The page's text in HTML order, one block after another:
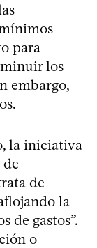
para
los
embargo,
la iniciativa
de
la
de gastos”.
o